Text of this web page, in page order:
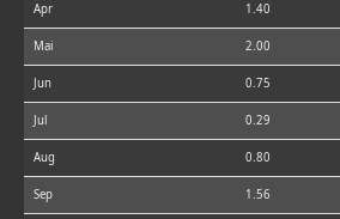
Apr 1.40
Mai 2.00
Jun 0.75
Jul 0.29
Aug 0.80
Sep 1.56